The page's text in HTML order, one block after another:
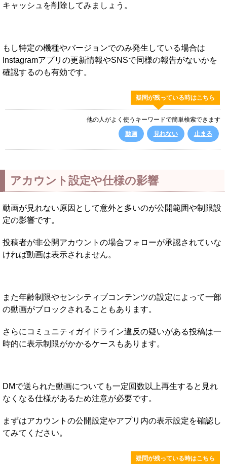
キャッシュを削除してみましょう。
もし特定の機種やバージョンでのみ発生している場合は
Instagramアプリの更新情報やSNSで同様の報告がないかを
確認するのも有効です。
疑問が残っている時はこちら
他の人がよく使うキーワードで簡単検索できます
動画
見れない 止まる
アカウント設定や仕様の影響
動画が見れない原因として意外と多いのが公開範囲や制限設
定の影響です。
投稿者が非公開アカウントの場合フォローが承認されていな
ければ動画は表示されません。
また年齢制限やセンシティブコンテンツの設定によって一部
の動画がブロックされることもあります。
さらにコミュニティガイドライン違反の疑いがある投稿は一
時的に表示制限がかかるケースもあります。
DMで送られた動画についても一定回数以上再生すると見れ
なくなる仕様があるため注意が必要です。
まずはアカウントの公開設定やアプリ内の表示設定を確認し
てみてください。
疑問が残っている時はこちら